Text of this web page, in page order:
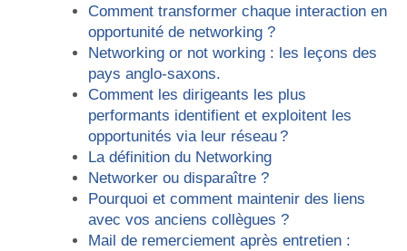
Comment transformer chaque interaction en
opportunité de networking ?
Networking or not working : les leçons des
pays anglo-saxons.
Comment les dirigeants les plus
performants identifient et exploitent les
opportunités via leur réseau ?
La définition du Networking
Networker ou disparaître ?
Pourquoi et comment maintenir des liens
avec vos anciens collègues ?
Mail de remerciement après entretien :